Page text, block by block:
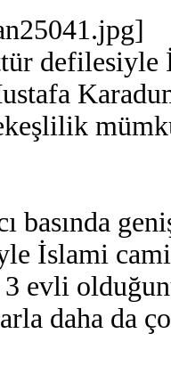
defilesiyle
basında
İslami
evli
daha da